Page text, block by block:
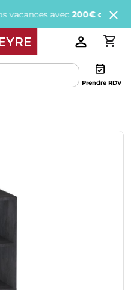
avec200€ offertstous
Prendre RDV